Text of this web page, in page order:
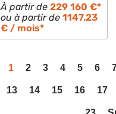
À partir de 229 160 €*
ou à partir de 1147.23
€ / mois*
1 2 3 4 5 6
13 14 15 16 17